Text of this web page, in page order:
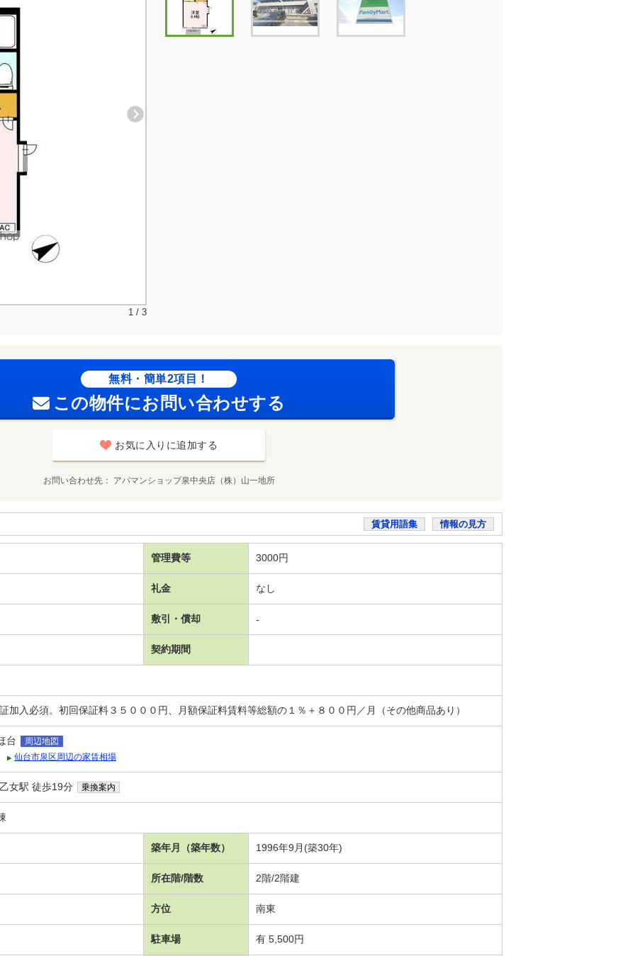
1 / 3
無料・簡単2項目！
この物件にお問い合わせする
お気に入りに追加する
お問い合わせ先 アパマンショップ泉中央店（株）山一地所
賃貸用語集 情報の見方
管理費等 3000円
礼金 なし
敷引・償却 -
契約期間
加入必須。初回保証料３５０００円、月額保証料賃料等総額の１％＋８００円／月（その他商品あり）
台
周辺地図
仙台市泉区周辺の家賃相場
女駅 徒歩19分 乗換案内
築年月（築年数） 1996年9月(築30年)
所在階/階数 2階/2階建
方位 南東
駐車場 有 5,500円